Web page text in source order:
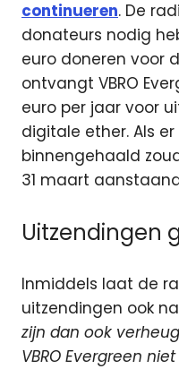
continueren. De
donateurs nodig
euro doneren voor
ontvangt VBRO
euro per jaar voor
digitale ether. Als
binnengehaald
31 maart
Uitzendingen
Inmiddels laat de
uitzendingen ook
zijn dan ook
VBRO Evergreen niet